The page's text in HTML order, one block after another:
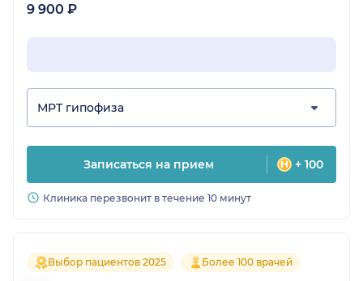
9 900 ₽
МРТ гипофиза
Записаться на прием + 100
Клиника перезвонит в течение 10 минут
Выбор пациентов 2025 Более 100 врачей